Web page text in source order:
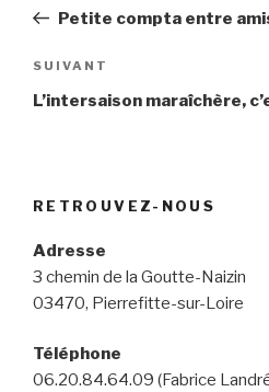
l’article
précédent
Petite compta entre
Article
suivant
SUIVANT
L’intersaison maraîchère,
RETROUVEZ-NOUS
Adresse
3 chemin de la Goutte-Naizin
03470, Pierrefitte-sur-Loire
Téléphone
06.20.84.64.09 (Fabrice